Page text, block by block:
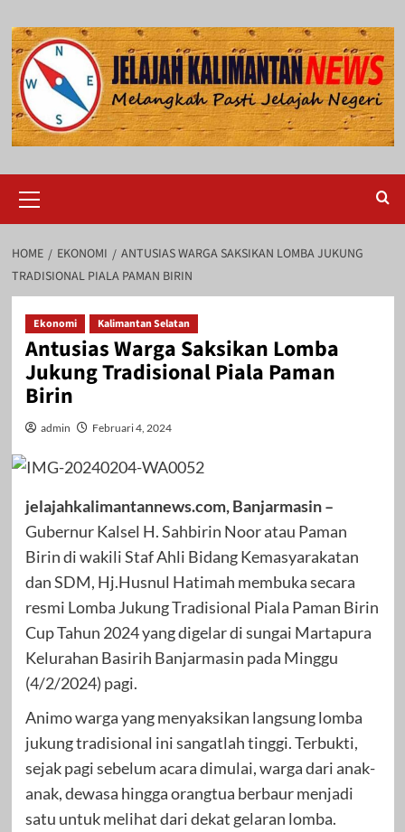
to
content
Menu
HOME EKONOMI
ANTUSIAS WARGA SAKSIKAN LOMBA JUKUNG
TRADISIONAL PIALA PAMAN BIRIN
Ekonomi Kalimantan Selatan
Antusias Warga Saksikan Lomba
Jukung Tradisional Piala Paman
Birin
admin Februari 4, 2024
jelajahkalimantannews.com, Banjarmasin –
Gubernur Kalsel H. Sahbirin Noor atau Paman
Birin di wakili Staf Ahli Bidang Kemasyarakatan
dan SDM, Hj.Husnul Hatimah membuka secara
resmi Lomba Jukung Tradisional Piala Paman Birin
Cup Tahun 2024 yang digelar di sungai Martapura
Kelurahan Basirih Banjarmasin pada Minggu
(4/2/2024) pagi.
Animo warga yang menyaksikan langsung lomba
jukung tradisional ini sangatlah tinggi. Terbukti,
sejak pagi sebelum acara dimulai, warga dari anak-
anak, dewasa hingga orangtua berbaur menjadi
satu untuk melihat dari dekat gelaran lomba.